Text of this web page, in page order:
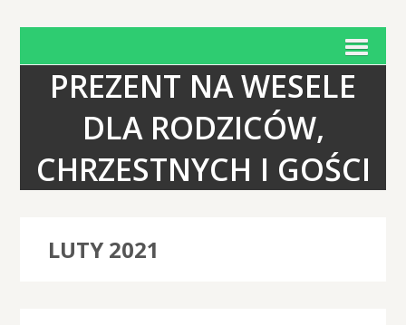
PREZENT NA WESELE
DLA RODZICÓW,
CHRZESTNYCH I GOŚCI
LUTY 2021